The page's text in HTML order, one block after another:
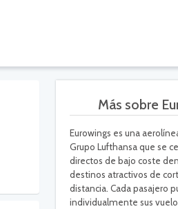
Más sobre
Eurowings es una
Grupo Lufthansa que se
directos de bajo coste
destinos atractivos de
distancia. Cada pasajero
individualmente sus